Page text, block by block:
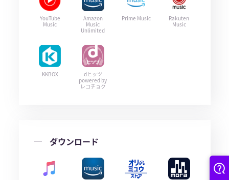
YouTube
Music
Amazon
Music
Unlimited
Prime Music
Rakuten
Music
KKBOX
dヒッツ
powered by
レコチョク
ダウンロード